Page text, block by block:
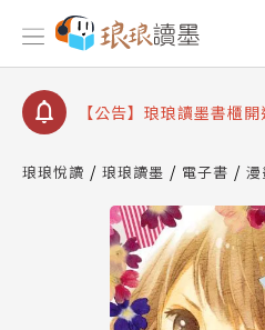
【公告】琅琅讀墨數位
【公告】琅琅讀墨書櫃
【公告】琅琅讀墨 3 分
請圖文教學
查詢
【公告】琅琅讀墨數位
琅琅悅讀 琅琅讀墨 電子書 漫